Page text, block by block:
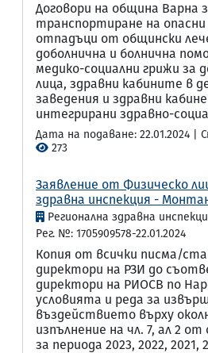
Договори на община Варна
транспортиране на опасни
отпадъци от общински
доболнична и болнична
медико-социални грижи за
лица, здравни кабините в
заведения и здравни
интегрирани здравно-
Дата на подаване: 22.01.2024 |
273
Заявление от Физическо
здравна инспекция -
Регионална здравна
Рег. №: 1705909578-22.01.2024
Копия от всички писма/
директори на РЗИ до
директори на РИОСВ по
условията и реда за
въздействието върху
изпълнение на чл. 7, ал 2
за периода 2023, 2022, 2021,